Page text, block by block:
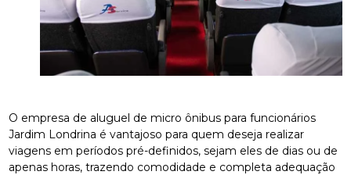
O empresa de aluguel de micro ônibus para funcionários
Jardim Londrina é vantajoso para quem deseja realizar
viagens em períodos pré-definidos, sejam eles de dias ou de
apenas horas, trazendo comodidade e completa adequação